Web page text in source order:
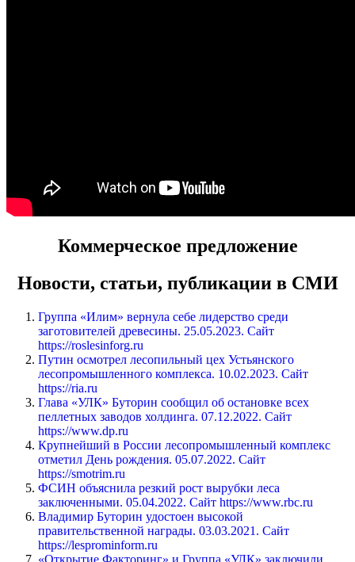
Коммерческое предложение
Новости, статьи, публикации в СМИ
Группа «Илим» вернула себе лидерство среди
заготовителей древесины. 25.05.2023. Сайт
https://roslesinforg.ru
Путин осмотрел лесопильный цех Устьянского
лесопромышленного комплекса. 10.02.2023. Сайт
https://ria.ru
Глава «УЛК» Буторин сообщил об остановке всех
пеллетных заводов холдинга. 07.12.2022. Сайт
https://www.dp.ru
Крупнейший в России лесопромышленный комплекс
отметил День рождения. 05.07.2022. Сайт
https://smotrim.ru
ФСИН объяснила резкий рост вырубки леса
заключенными. 05.04.2022. Сайт https://www.rbc.ru
Владимир Буторин удостоен высокой
правительственной награды. 03.03.2021. Сайт
https://lesprominform.ru
«Открытие Факторинг» и Группа «УЛК» заключили